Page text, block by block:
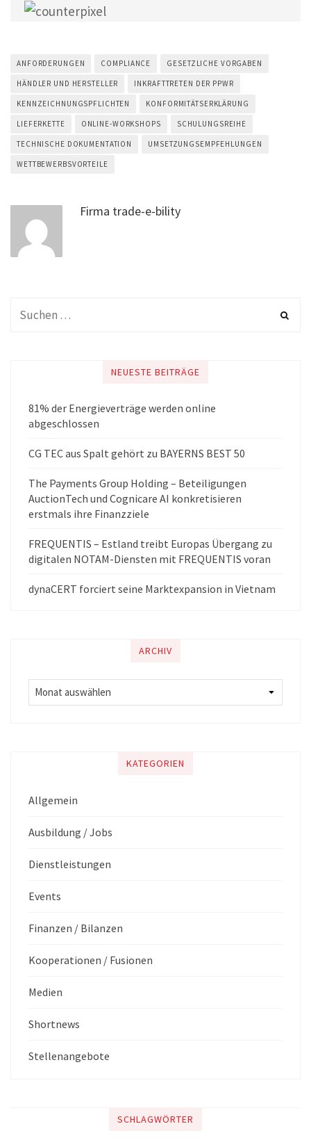
ANFORDERUNGEN COMPLIANCE GESETZLICHE VORGABEN
HÄNDLER UND HERSTELLER INKRAFTTRETEN DER PPWR
KENNZEICHNUNGSPFLICHTEN KONFORMITÄTSERKLÄRUNG
LIEFERKETTE ONLINE-WORKSHOPS SCHULUNGSREIHE
TECHNISCHE DOKUMENTATION UMSETZUNGSEMPFEHLUNGEN
WETTBEWERBSVORTEILE
Firma trade-e-bility
NEUESTE BEITRÄGE
81% der Energieverträge werden online
abgeschlossen
CG TEC aus Spalt gehört zu BAYERNS BEST 50
The Payments Group Holding – Beteiligungen
AuctionTech und Cognicare AI konkretisieren
erstmals ihre Finanzziele
FREQUENTIS – Estland treibt Europas Übergang zu
digitalen NOTAM-Diensten mit FREQUENTIS voran
dynaCERT forciert seine Marktexpansion in Vietnam
ARCHIV
KATEGORIEN
Allgemein
Ausbildung / Jobs
Dienstleistungen
Events
Finanzen / Bilanzen
Kooperationen / Fusionen
Medien
Shortnews
Stellenangebote
SCHLAGWÖRTER